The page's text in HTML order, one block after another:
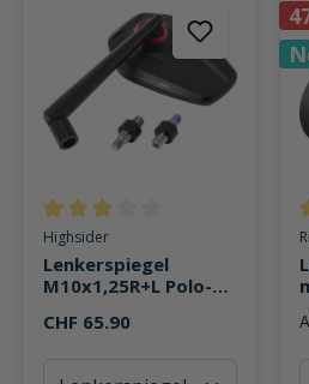
Durchschnittliche Bewertung von
Highsider
Lenkerspiegel
M10x1,25R+L Polo-
CHF 65.90